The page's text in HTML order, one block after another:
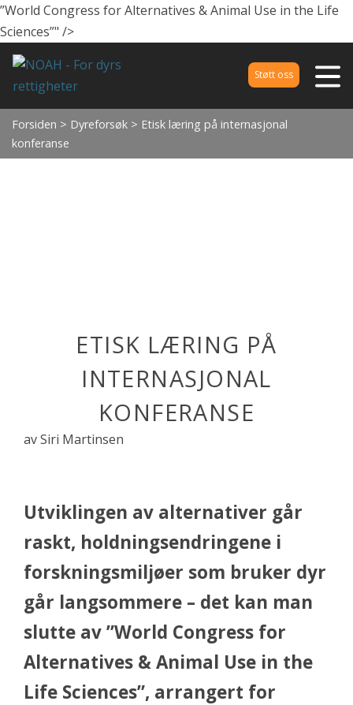
”World Congress for Alternatives & Animal Use in the Life
Sciences”" />
Støtt oss
Forsiden > Dyreforsøk > Etisk læring på internasjonal
konferanse
ETISK LÆRING PÅ
INTERNASJONAL
KONFERANSE
av Siri Martinsen
Utviklingen av alternativer går
raskt, holdningsendringene i
forskningsmiljøer som bruker dyr
går langsommere – det kan man
slutte av”World Congress for
Alternatives & Animal Use in the
Life Sciences”, arrangert for